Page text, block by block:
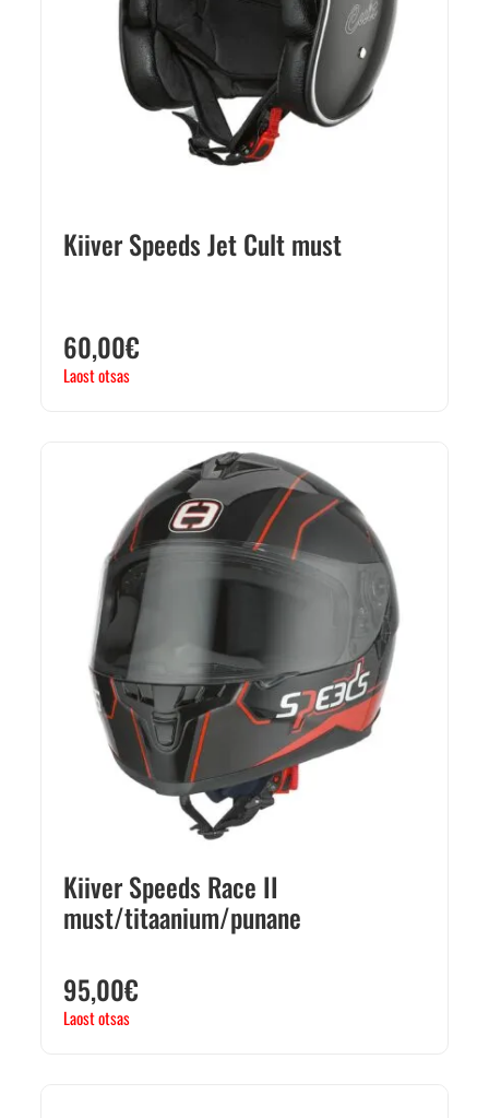
Kiiver Speeds Jet Cult must
60,00€
Laost otsas
Kiiver Speeds Race II
must/titaanium/punane
95,00€
Laost otsas